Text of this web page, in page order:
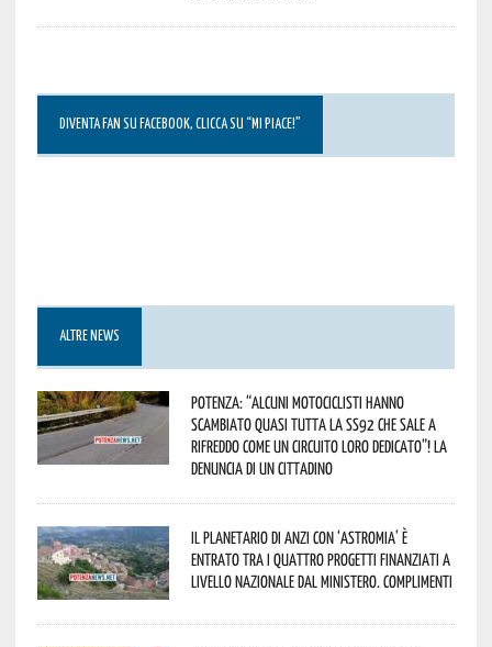
DIVENTA FAN SU FACEBOOK, CLICCA SU “MI PIACE!”
ALTRE NEWS
Potenza: “alcuni motociclisti hanno
scambiato quasi tutta la SS92 che sale a
Rifreddo come un circuito loro dedicato”! La
denuncia di un cittadino
Il Planetario di Anzi con ‘Astromia’ è
entrato tra i quattro progetti finanziati a
livello nazionale dal Ministero. Complimenti